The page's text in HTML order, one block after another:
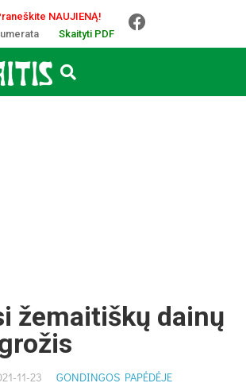
NAUJIENĄ!
Skaityti PDF
žemaitiškų dainų
11-23 GONDINGOS PAPĖDĖJE